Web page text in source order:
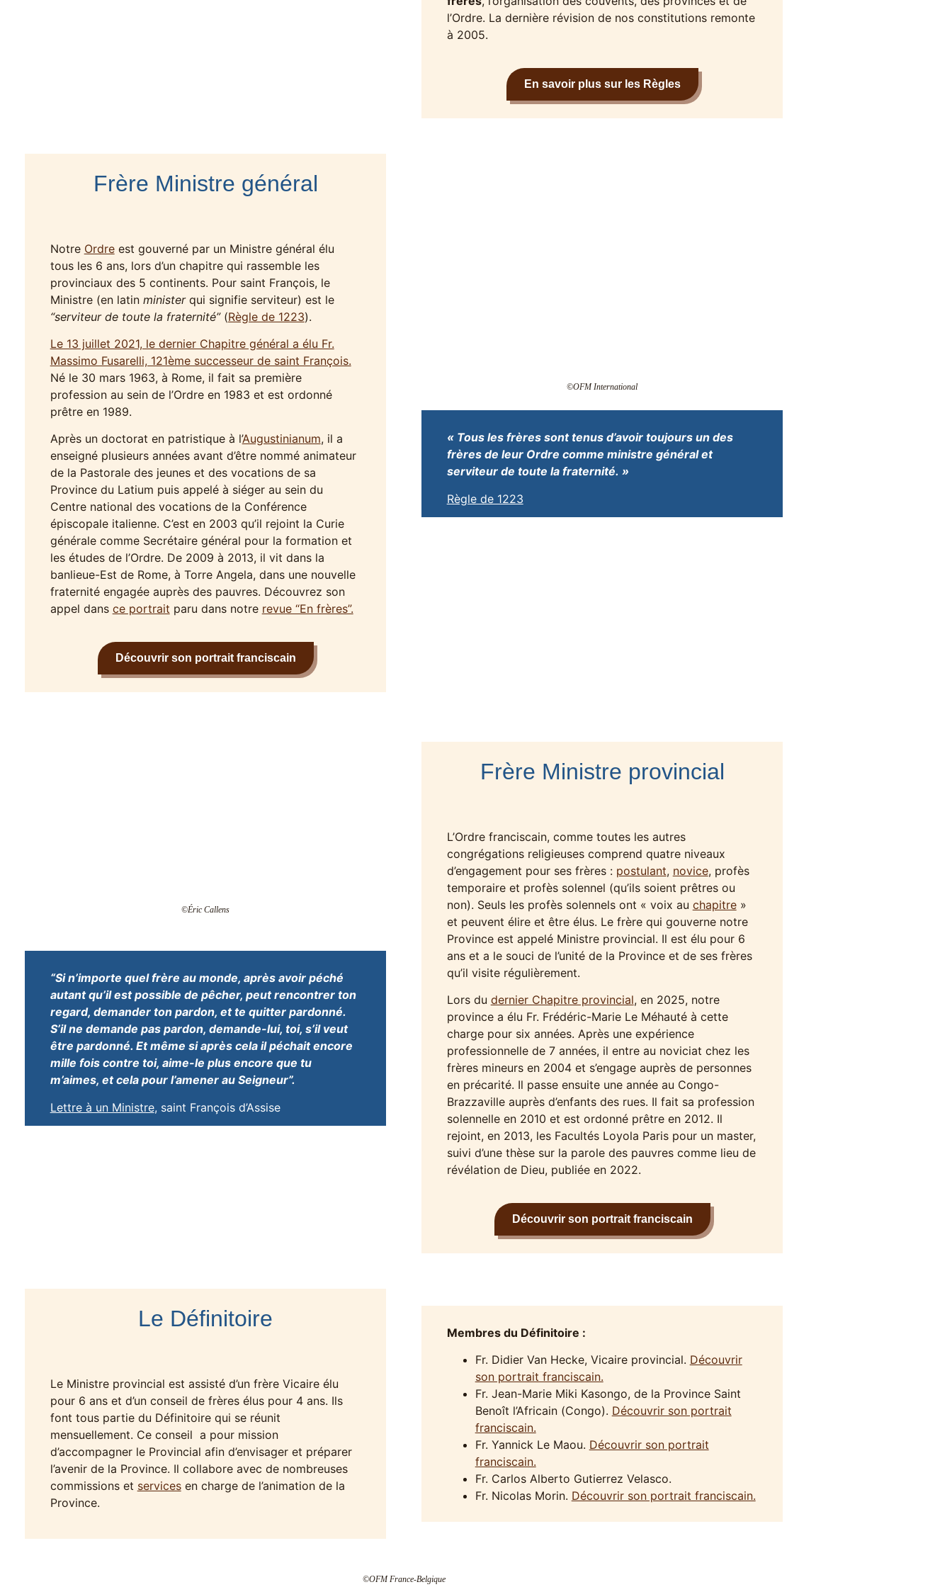
l’Ordre. La dernière révision de nos constitutions remonte
à 2005.
En savoir plus sur les Règles
Frère Ministre général
Notre Ordreest gouverné par un Ministre général élu
tous les 6 ans, lors d’un chapitre qui rassemble les
provinciaux des 5 continents. Pour saint François, le
Ministre (en latin minister qui signifie serviteur) est le
“serviteur de toute la fraternité”(Règle de 1223).
Le 13 juillet 2021, le dernier Chapitre général a élu Fr.
Massimo Fusarelli, 121ème successeur de saint François.
Né le 30 mars 1963, à Rome, il fait sa première
profession au sein de l’Ordre en 1983 et est ordonné
prêtre en 1989.
Après un doctorat en patristique à l’Augustinianum, il a
enseigné plusieurs années avant d’être nommé animateur
de la Pastorale des jeunes et des vocations de sa
Province du Latium puis appelé à siéger au sein du
Centre national des vocations de la Conférence
épiscopale italienne. C’est en 2003 qu’il rejoint la Curie
générale comme Secrétaire général pour la formation et
les études de l’Ordre. De 2009 à 2013, il vit dans la
banlieue-Est de Rome, à Torre Angela, dans une nouvelle
fraternité engagée auprès des pauvres. Découvrez son
appel dans ce portrait paru dans notre revue “En frères”.
Découvrir son portrait franciscain
©OFM International
« Tous les frères sont tenus d’avoir toujours un des
frères de leur Ordre comme ministre général et
serviteur de toute la fraternité. »
Règle de 1223
©Éric Callens
“Si n’importe quel frère au monde, après avoir péché
autant qu’il est possible de pêcher, peut rencontrer ton
regard, demander ton pardon, et te quitter pardonné.
S’il ne demande pas pardon, demande-lui, toi, s’il veut
être pardonné. Et même si après cela il péchait encore
mille fois contre toi, aime-le plus encore que tu
m’aimes, et cela pour l’amener au Seigneur”.
Lettre à un Ministre, saint François d’Assise
Frère Ministre provincial
L’Ordre franciscain, comme toutes les autres
congrégations religieuses comprend quatre niveaux
d’engagement pour ses frères : postulant, novice, profès
temporaire et profès solennel (qu’ils soient prêtres ou
non). Seuls les profès solennels ont « voix au chapitre»
et peuvent élire et être élus. Le frère qui gouverne notre
Province est appelé Ministre provincial. Il est élu pour 6
ans et a le souci de l’unité de la Province et de ses frères
qu’il visite régulièrement.
Lors du dernier Chapitre provincial, en 2025, notre
province a élu Fr. Frédéric-Marie Le Méhauté à cette
charge pour six années. Après une expérience
professionnelle de 7 années, il entre au noviciat chez les
frères mineurs en 2004 et s’engage auprès de personnes
en précarité. Il passe ensuite une année au Congo-
Brazzaville auprès d’enfants des rues. Il fait sa profession
solennelle en 2010 et est ordonné prêtre en 2012. Il
rejoint, en 2013, les Facultés Loyola Paris pour un master,
suivi d’une thèse sur la parole des pauvres comme lieu de
révélation de Dieu, publiée en 2022.
Découvrir son portrait franciscain
Le Définitoire
Le Ministre provincial est assisté d’un frère Vicaire élu
pour 6 ans et d’un conseil de frères élus pour 4 ans. Ils
font tous partie du Définitoire qui se réunit
mensuellement. Ce conseil a pour mission
d’accompagner le Provincial afin d’envisager et préparer
l’avenir de la Province. Il collabore avec de nombreuses
commissions et servicesen charge de l’animation de la
Province.
Membres du Définitoire :
Fr. Didier Van Hecke, Vicaire provincial. Découvrir
son portrait franciscain.
Fr. Jean-Marie Miki Kasongo, de la Province Saint
Benoît l’Africain (Congo). Découvrir son portrait
franciscain.
Fr. Yannick Le Maou. Découvrir son portrait
franciscain.
Fr. Carlos Alberto Gutierrez Velasco.
Fr. Nicolas Morin. Découvrir son portrait franciscain.
©OFM France-Belgique